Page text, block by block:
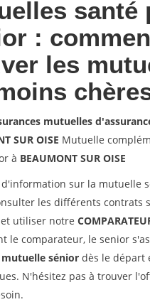
santé
:
les
mutuelles
SUR OISE Mutuelle
à BEAUMONT SUR OISE
sur la mutuelle
les différents contrats
utiliser notre
le comparateur, le senior
mutuelle sénior dès le départ
N'hésitez pas à trouver